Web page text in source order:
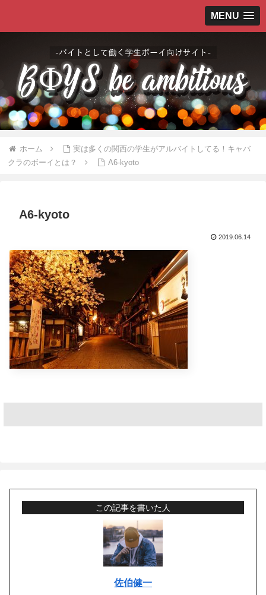
MENU
ホーム
実は多くの関西の学生がアルバイトしてる！キャバ
クラのボーイとは？
A6-kyoto
A6-kyoto
2019.06.14
この記事を書いた人
佐伯健一